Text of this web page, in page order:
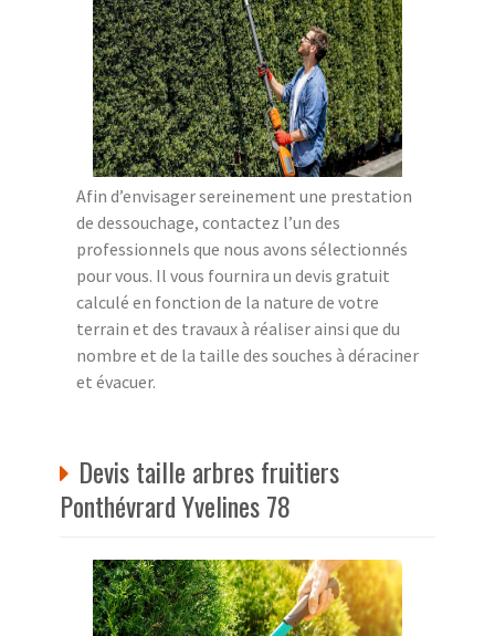
Afin d’envisager sereinement une prestation
de dessouchage, contactez l’un des
professionnels que nous avons sélectionnés
pour vous. Il vous fournira un devis gratuit
calculé en fonction de la nature de votre
terrain et des travaux à réaliser ainsi que du
nombre et de la taille des souches à déraciner
et évacuer.
Devis taille arbres fruitiers
Ponthévrard Yvelines 78